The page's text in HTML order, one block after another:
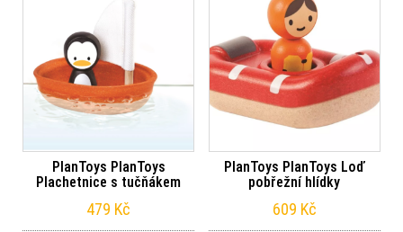
PlanToys PlanToys
Plachetnice s tučňákem
479 Kč
PlanToys PlanToys Loď
pobřežní hlídky
609 Kč